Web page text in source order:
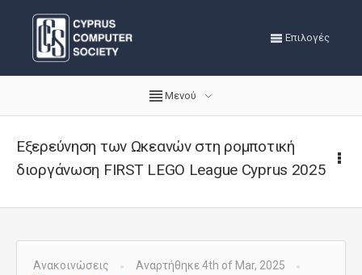
Επιλογές
Μενού
Εξερεύνηση των Ωκεανών στη ρομποτική
διοργάνωση FIRST LEGO League Cyprus 2025
Ανακοινώσεις
Αναρτήθηκε 4th of Mar, 2025